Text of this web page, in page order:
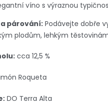
víno s výraznou
párování: Podávejte dobře
plodům, lehkým
cca 12,5 %
Roqueta
DO Terra Alta